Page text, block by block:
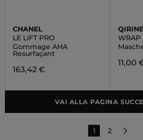
CHANEL
LE LIFT PRO
Gommage AHA
Resurfaçant
163,42 €
WRAP
11,00
VAI ALLA PAGINA
1 2